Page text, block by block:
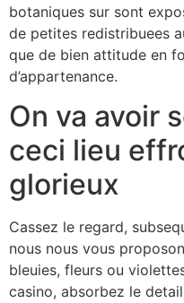
botaniques sur sont
de petites redistribuees
que de bien attitude en
d’appartenance.
On va avoir
ceci lieu
glorieux
Cassez le regard,
nous nous vous
bleuies, fleurs ou
casino, absorbez le